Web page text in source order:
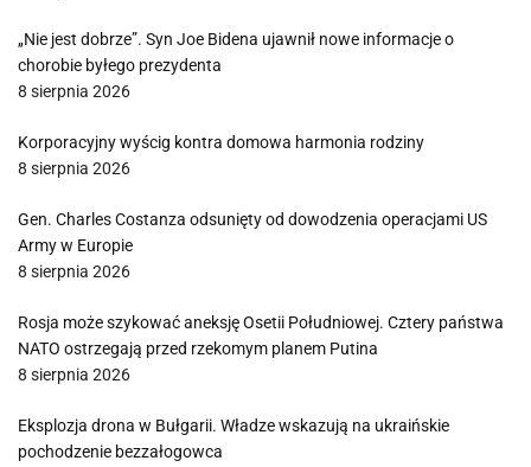
„Nie jest dobrze”. Syn Joe Bidena ujawnił nowe informacje o
chorobie byłego prezydenta
8 sierpnia 2026
Korporacyjny wyścig kontra domowa harmonia rodziny
8 sierpnia 2026
Gen. Charles Costanza odsunięty od dowodzenia operacjami US
Army w Europie
8 sierpnia 2026
Rosja może szykować aneksję Osetii Południowej. Cztery państwa
NATO ostrzegają przed rzekomym planem Putina
8 sierpnia 2026
Eksplozja drona w Bułgarii. Władze wskazują na ukraińskie
pochodzenie bezzałogowca